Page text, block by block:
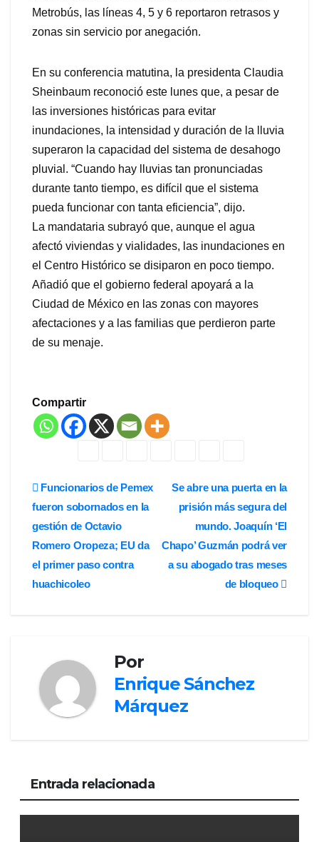
Metrobús, las líneas 4, 5 y 6 reportaron retrasos y
zonas sin servicio por anegación.
En su conferencia matutina, la presidenta Claudia
Sheinbaum reconoció este lunes que, a pesar de
las inversiones históricas para evitar
inundaciones, la intensidad y duración de la lluvia
superaron la capacidad del sistema de desahogo
pluvial. “Cuando hay lluvias tan pronunciadas
durante tanto tiempo, es difícil que el sistema
pueda funcionar con tanta eficiencia”, dijo.
La mandataria subrayó que, aunque el agua
afectó viviendas y vialidades, las inundaciones en
el Centro Histórico se disiparon en poco tiempo.
Añadió que el gobierno federal apoyará a la
Ciudad de México en las zonas con mayores
afectaciones y a las familias que perdieron parte
de su menaje.
Compartir
Navegación
de
entradas
Se abre una puerta en la
prisión más segura del
mundo. Joaquín ‘El
Chapo’ Guzmán podrá ver
a su abogado tras meses
de bloqueo
Funcionarios de Pemex
fueron sobornados en la
gestión de Octavio
Romero Oropeza; EU da
el primer paso contra
huachicoleo
Por
Enrique Sánchez
Márquez
Entrada relacionada